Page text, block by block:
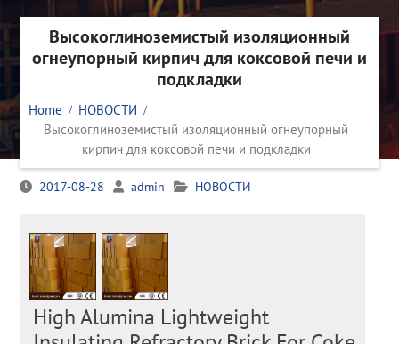
Высокоглиноземистый изоляционный
огнеупорный кирпич для коксовой печи и
подкладки
Home
НОВОСТИ
Высокоглиноземистый изоляционный огнеупорный
кирпич для коксовой печи и подкладки
2017-08-28 admin НОВОСТИ
High Alumina Lightweight